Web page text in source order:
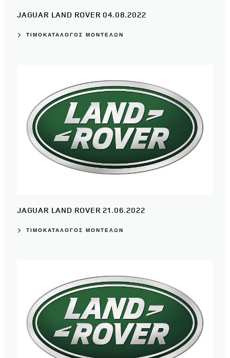
JAGUAR LAND ROVER 04.08.2022
ΤΙΜΟΚΑΤΑΛΟΓΟΣ ΜΟΝΤΕΛΩΝ
JAGUAR LAND ROVER 21.06.2022
ΤΙΜΟΚΑΤΑΛΟΓΟΣ ΜΟΝΤΕΛΩΝ